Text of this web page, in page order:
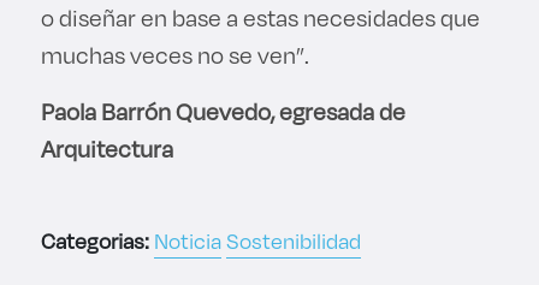
o diseñar en base a estas necesidades que
muchas veces no se ven”.
Paola Barrón Quevedo, egresada de
Arquitectura
Categorias:NoticiaSostenibilidad